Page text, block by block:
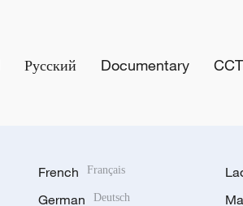
Русский Documentary
French Français
German Deutsch